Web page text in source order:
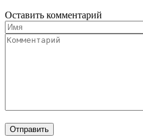
Оставить комментарий